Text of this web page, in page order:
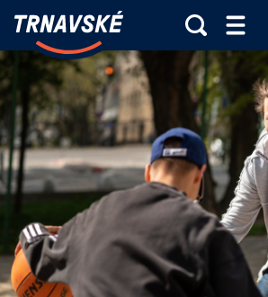
Skočiť na obsah
Trnavské
-
Vieme,
čo
sa
deje
v
kraji